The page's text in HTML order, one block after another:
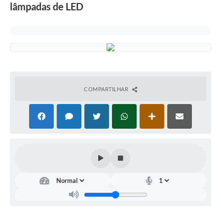
lâmpadas de LED
COMPARTILHAR